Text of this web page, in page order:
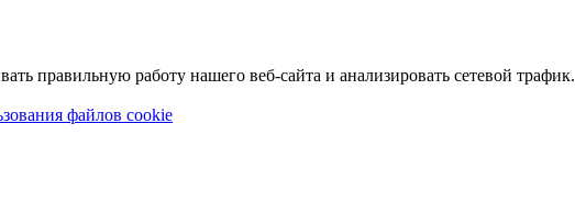
правильную работу нашего веб-сайта и анализировать сетевой трафик.
файлов cookie